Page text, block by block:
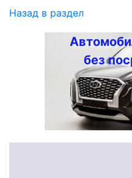
Назад в раздел
без